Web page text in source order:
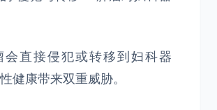
会直接侵犯或转移到妇科器
健康带来双重威胁。